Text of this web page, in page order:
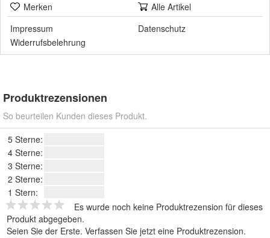
Merken
Alle Artikel
Impressum
Datenschutz
Widerrufsbelehrung
Produktrezensionen
So beurteilen Kunden dieses Produkt.
5 Sterne:
4 Sterne:
3 Sterne:
2 Sterne:
1 Stern:
Es wurde noch keine Produktrezension für dieses
Produkt abgegeben.
Seien Sie der Erste. Verfassen Sie jetzt eine Produktrezension.